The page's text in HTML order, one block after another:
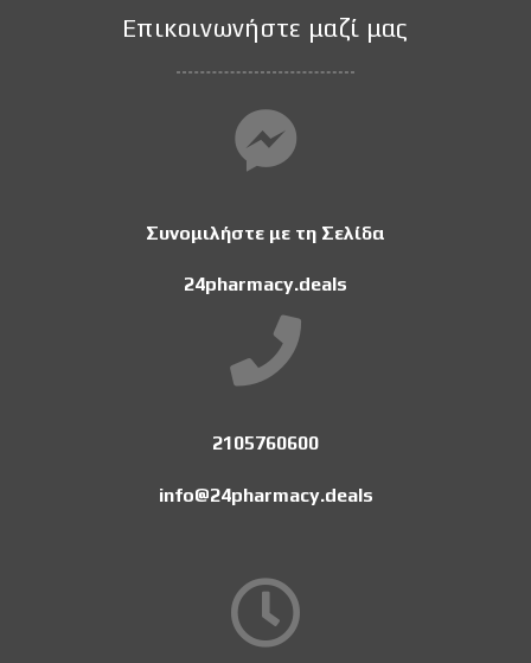
Επικοινωνήστε μαζί μας
Συνομιλήστε με τη Σελίδα
24pharmacy.deals
2105760600
info@24pharmacy.deals